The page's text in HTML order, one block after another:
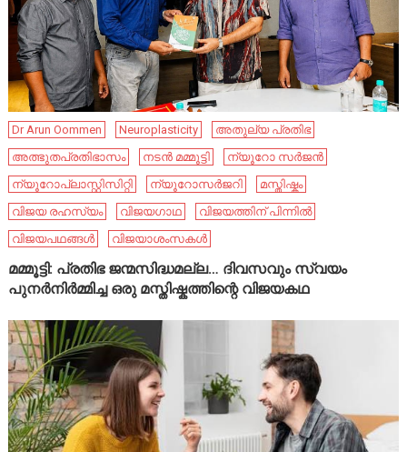
Dr Arun Oommen Neuroplasticity
അതുല്യ പ്രതിഭ
അത്ഭുതപ്രതിഭാസം
നടൻ മമ്മൂട്ടി
ന്യൂറോ സർജൻ
ന്യൂറോപ്ലാസ്റ്റിസിറ്റി
ന്യൂറോസർജറി
മസ്തിഷ്കം
വിജയ രഹസ്യം
വിജയഗാഥ
വിജയത്തിന് പിന്നിൽ
വിജയപഥങ്ങൾ
വിജയാശംസകൾ
മമ്മൂട്ടി: പ്രതിഭ ജന്മസിദ്ധമല്ല… ദിവസവും സ്വയം
പുനർനിർമ്മിച്ച ഒരു മസ്തിഷ്കത്തിന്റെ വിജയകഥ